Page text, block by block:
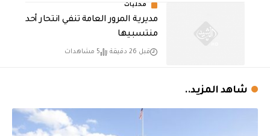
محليات
مديرية المرور العامة تنفي انتحار أحد
منتسبيها
قبل 26 دقيقة 5 مشاهدات
شاهد المزيد..